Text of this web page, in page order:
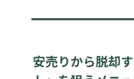
安売りから脱却